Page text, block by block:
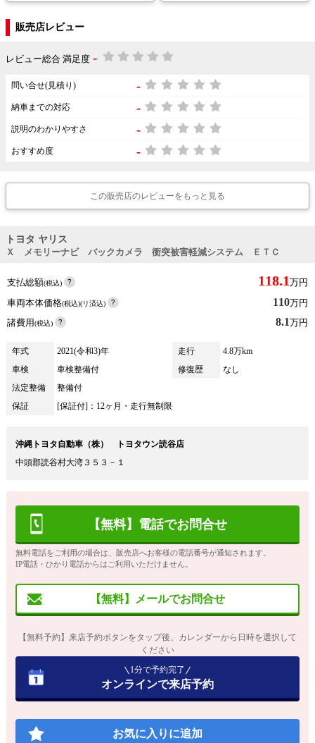
販売店レビュー
レビュー総合 満足度 -
問い合せ(見積り) -
納車までの対応 -
説明のわかりやすさ -
おすすめ度 -
この販売店のレビューをもっと見る
トヨタ ヤリス
Ｘ メモリーナビ バックカメラ 衝突被害軽減システム ＥＴＣ
支払総額(税込) 118.1万円
車両本体価格(税込)(リ済込) 110万円
諸費用(税込) 8.1万円
年式 2021(令和3)年 走行
4.8万km
車検
車検整備付 修復歴
なし
法定整備
整備付
保証
[保証付]：12ヶ月・走行無制限
沖縄トヨタ自動車（株） トヨタウン読谷店
中頭郡読谷村大湾３５３－１
【無料】電話でお問合せ
無料電話をご利用の場合は、販売店へお客様の電話番号が通知されます。
IP電話・ひかり電話からはご利用いただけません。
【無料】メールでお問合せ
【無料予約】来店予約ボタンをタップ後、カレンダーから日時を選択して
ください
1分で予約完了
オンラインで来店予約
お気に入りに追加